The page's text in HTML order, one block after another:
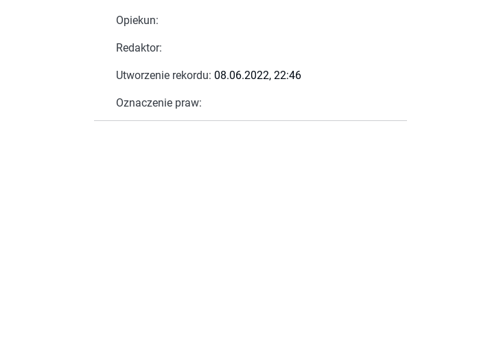
Opiekun:
Redaktor:
Utworzenie rekordu: 08.06.2022, 22:46
Oznaczenie praw: